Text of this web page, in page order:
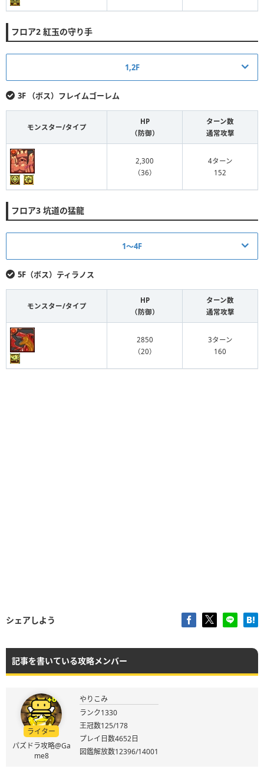
フロア2 紅玉の守り手
1,2F
モンスター/タイプ
HP
（防御）
ターン数
通常攻撃
147
（4）
3ターン
46
（6）
84
267
（3）
3ターン
80
215
（3）
2ターン
50
3F （ボス）フレイムゴーレム
モンスター/タイプ
HP
（防御）
ターン数
通常攻撃
2,300
（36）
4ターン
152
フロア3 坑道の猛龍
1〜4F
モンスター/タイプ
HP
（防御）
ターン数
通常攻撃
147
（4）
3ターン
46
5F（ボス）ティラノス
モンスター/タイプ
HP
（防御）
ターン数
通常攻撃
2850
（20）
3ターン
160
シェアしよう
記事を書いている攻略メンバー
ライター
パズドラ攻略@Ga
me8
やりこみ
ランク1330
王冠数125/178
プレイ日数4652日
図鑑解放数12396/14001